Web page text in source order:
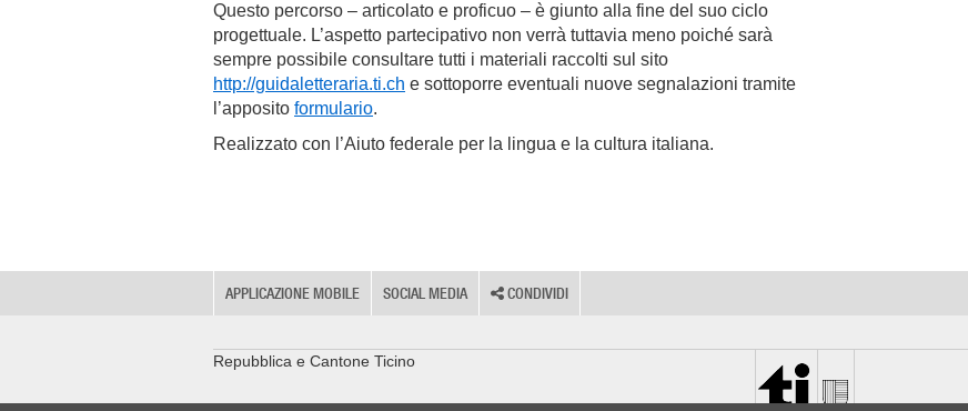
Questo percorso – articolato e proficuo – è giunto alla fine del suo ciclo
progettuale. L’aspetto partecipativo non verrà tuttavia meno poiché sarà
sempre possibile consultare tutti i materiali raccolti sul sito
http://guidaletteraria.ti.ch e sottoporre eventuali nuove segnalazioni tramite
l’apposito formulario.
Realizzato con l’Aiuto federale per la lingua e la cultura italiana.
APPLICAZIONE MOBILE SOCIAL MEDIA CONDIVIDI
Repubblica e Cantone Ticino